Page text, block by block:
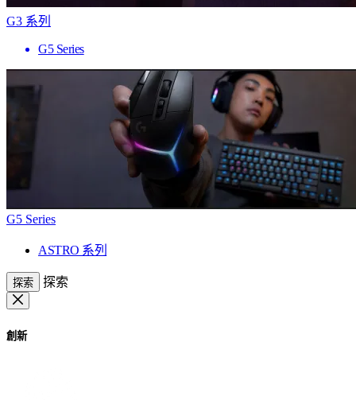
G3 系列
G5 Series
G5 Series
ASTRO 系列
探索 探索
創新